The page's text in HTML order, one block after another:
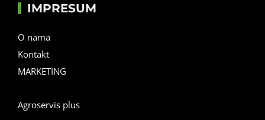
IMPRESUM
O nama
Kontakt
MARKETING
Agroservis plus